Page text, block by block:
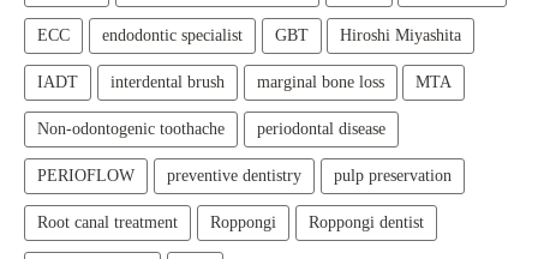
ECC endodontic specialist GBT Hiroshi Miyashita
IADT interdental brush marginal bone loss MTA
Non-odontogenic toothache periodontal disease
PERIOFLOW preventive dentistry pulp preservation
Root canal treatment Roppongi Roppongi dentist